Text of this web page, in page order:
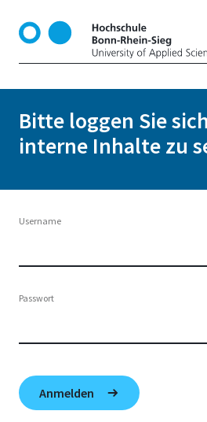
k
Bitte loggen Sie
interne Inhalte zu
Username
Passwort